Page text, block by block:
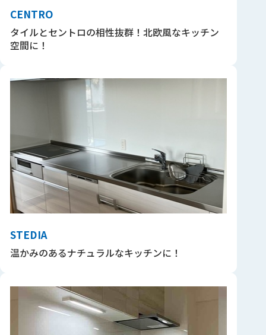
CENTRO
タイルとセントロの相性抜群！北欧風なキッチン
空間に！
STEDIA
温かみのあるナチュラルなキッチンに！